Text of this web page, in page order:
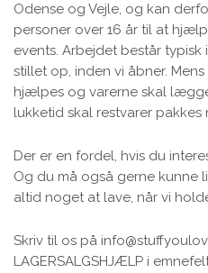
Odense og Vejle, og kan
personer over 16 år til at
events. Arbejdet består
stillet op, inden vi åbner.
hjælpes og varerne skal
lukketid skal restvarer pakkes
Der er en fordel, hvis du
Og du må også gerne kunne
altid noget at lave, når vi
Skriv til os på
LAGERSALGSHJÆLP i